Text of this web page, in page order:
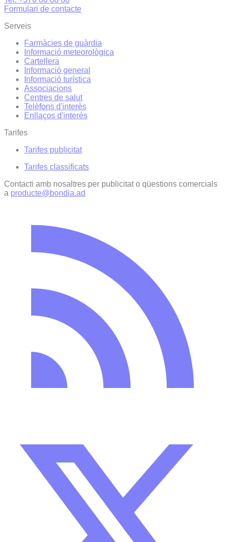
Formulari de contacte
Serveis
Farmàcies de guàrdia
Informació meteorològica
Cartellera
Informació general
Informació turística
Associacions
Centres de salut
Telèfons d'interès
Enllaços d'interés
Tarifes
Tarifes publicitat
Tarifes classificats
Contacti amb nosaltres per publicitat o qüestions comercials
a producte@bondia.ad